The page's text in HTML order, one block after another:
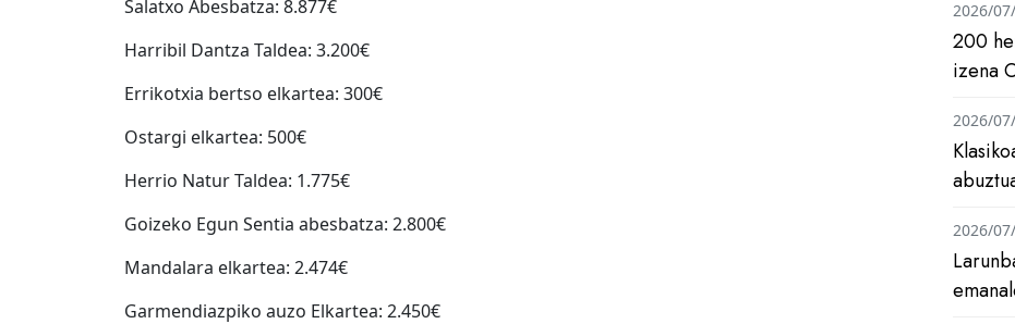
Salatxo Abesbatza: 8.877€
Harribil Dantza Taldea: 3.200€
Errikotxia bertso elkartea: 300€
Ostargi elkartea: 500€
Herrio Natur Taldea: 1.775€
Goizeko Egun Sentia abesbatza: 2.800€
Mandalara elkartea: 2.474€
Garmendiazpiko auzo Elkartea: 2.450€
200
izena
2026/
2026/
2026/